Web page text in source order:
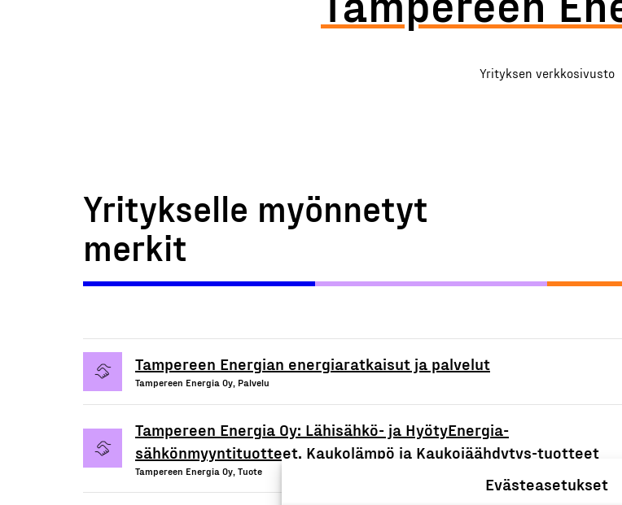
Evästeasetukset
Yrityksen verkkosivusto
Yritykselle myönnetyt
merkit
Tampereen Energian energiaratkaisut ja palvelut
Tampereen Energia Oy, Palvelu
Tampereen Energia Oy: Lähisähkö- ja HyötyEnergia-
sähkönmyyntituotteet, Kaukolämpö ja Kaukojäähdytys-tuotteet
Tampereen Energia Oy, Tuote